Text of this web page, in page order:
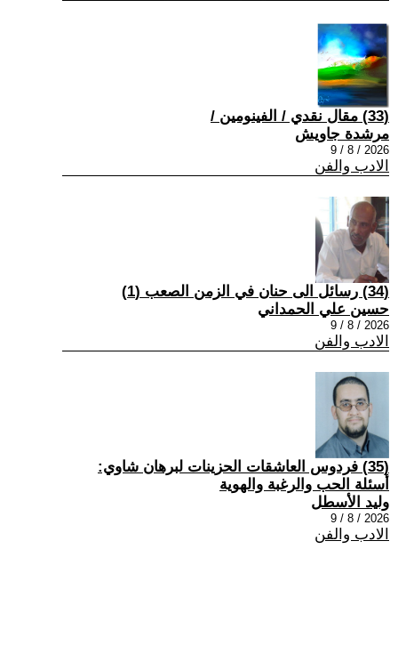
(33) مقال نقدي / الفينومين /
مرشدة جاويش
2026 / 8 / 9
الادب والفن
(34) رسائل الى حنان في الزمن الصعب (1)
حسين علي الحمداني
2026 / 8 / 9
الادب والفن
(35) فردوس العاشقات الحزينات لبرهان شاوي:
أسئلة الحب والرغبة والهوية
وليد الأسطل
2026 / 8 / 9
الادب والفن